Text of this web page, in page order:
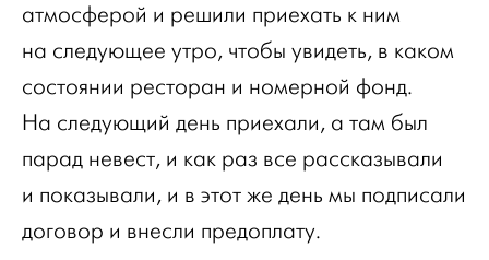
атмосферой и решили приехать к ним
на следующее утро, чтобы увидеть, в каком
состоянии ресторан и номерной фонд.
На следующий день приехали, а там был
парад невест, и как раз все рассказывали
и показывали, и в этот же день мы подписали
договор и внесли предоплату.